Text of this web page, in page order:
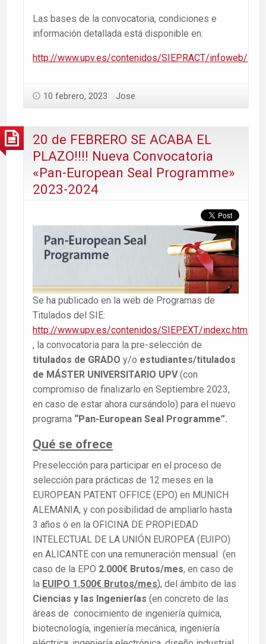
Las bases de la convocatoria, condiciones e
información detallada está disponible en:
http://www.upv.es/contenidos/SIEPRACT/infoweb/
10 febrero, 2023 Jose
20 de FEBRERO SE ACABA EL
PLAZO!!!! Nueva Convocatoria
«Pan-European Seal Programme»
2023-2024
Se ha publicado en la web de Programas de
Titulados del SIE:
http://www.upv.es/contenidos/SIEPEXT/indexc.html
, la convocatoria para la pre-selección de
titulados de GRADO y/o estudiantes/titulados
de MÁSTER UNIVERSITARIO UPV(con
compromiso de finalizarlo en Septiembre 2023,
en caso de estar ahora cursándolo) para el nuevo
programa “Pan-European Seal Programme”.
Qué se ofrece
Preselección para participar en el proceso de
selección para prácticas de 12 meses en la
EUROPEAN PATENT OFFICE (EPO) en MUNICH
ALEMANIA, y con posibilidad de ampliarlo hasta
3 años ó en la OFICINA DE PROPIEDAD
INTELECTUAL DE LA UNIÓN EUROPEA (EUIPO)
en ALICANTE con una remuneración mensual (en
caso de la EPO 2.000€ Brutos/mes, en caso de
la EUIPO 1.500€ Brutos/mes), del ámbito de las
Ciencias y las Ingenierías (en concreto de las
áreas de conocimiento de ingeniería química,
biotecnología, ingeniería mecánica, ingeniería